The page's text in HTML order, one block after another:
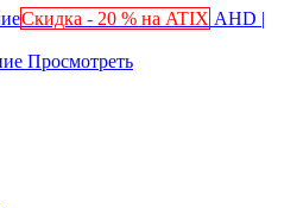
Скидка - 20 % на ATIX AHD |
Просмотреть